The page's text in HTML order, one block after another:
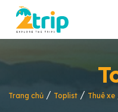
Trang chủ/ Toplist/ Thuê xe